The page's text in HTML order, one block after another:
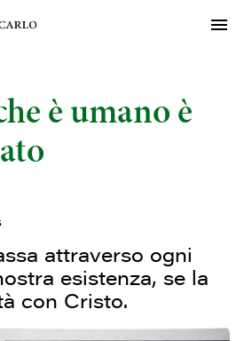
è umano è
attraverso ogni
esistenza, se la
con Cristo.